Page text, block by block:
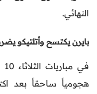
النهائي.
بايرن يكتسح وأتلتيكو
في مباريات الثلاثاء 10 مارس، قدم
هجومياً ساحقاً بعد